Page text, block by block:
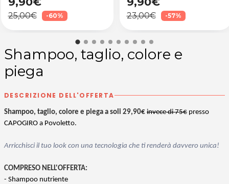
25,00€ -60% 23,00€ -57%
Shampoo, taglio, colore e
piega
DESCRIZIONE DELL'OFFERTA
Shampoo, taglio, colore e piega a soli 29,90€ invece di 75€ presso
CAPOGIRO a Povoletto.
Arricchisci il tuo look con una tecnologia che ti renderà davvero unica!
COMPRESO NELL'OFFERTA:
- Shampoo nutriente